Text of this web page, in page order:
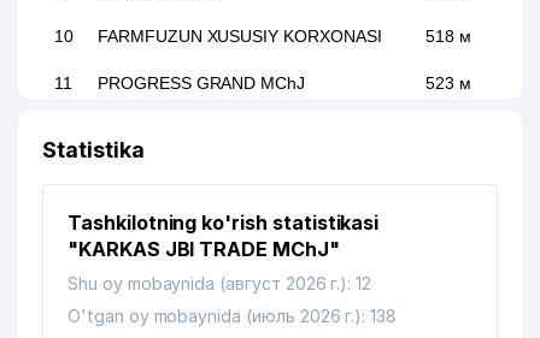
10 FARMFUZUN XUSUSIY KORXONASI 518 м
11 PROGRESS GRAND MChJ 523 м
14
UMUMIY O'RTA TA'LIM MAKTABI
№264
15 ALOQA BO'LIMI №155
Statistika
Tashkilotning ko'rish statistikasi
"KARKAS JBI TRADE MChJ"
Shu oy mobaynida (август 2026 г.): 12
O'tgan oy mobaynida (июль 2026 г.): 138